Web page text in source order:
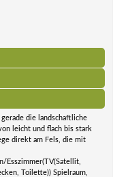
die landschaftliche
leicht und flach bis stark
direkt am Fels, die mit
Esszimmer(TV(Satellit,
Toilette)) Spielraum,